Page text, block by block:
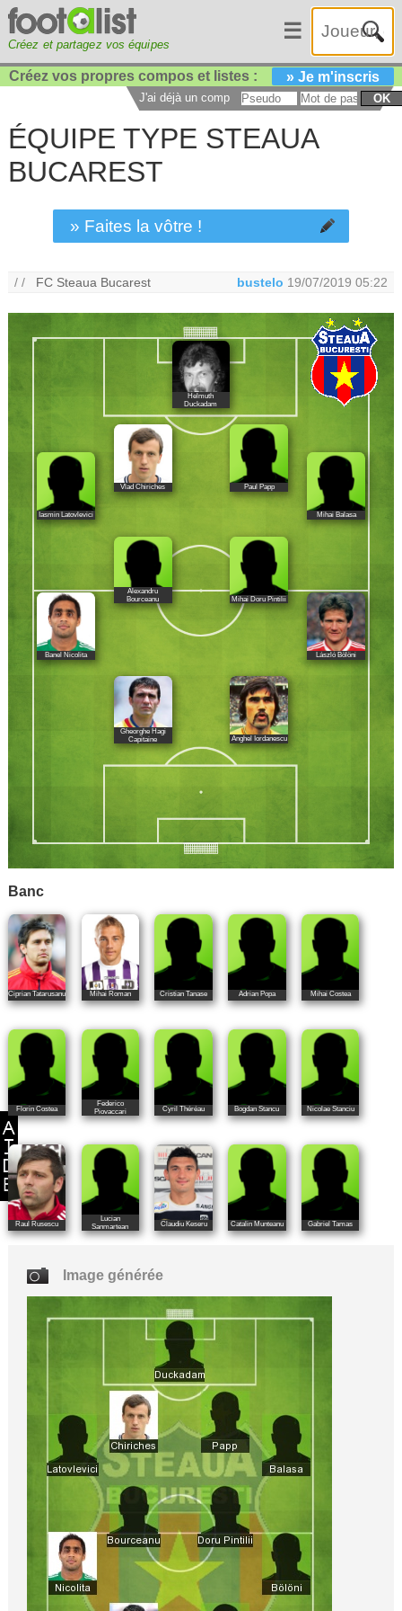
Créez et partagez vos équipes
☰
Créez vos propres compos et listes : » Je m'inscris
J'ai déjà un compte : OK
ÉQUIPE TYPE STEAUA
BUCAREST
» Faites la vôtre !
/ / FC Steaua Bucarest bustelo 19/07/2019 05:22
Helmuth
Duckadam
Iasmin Latovlevici
Vlad Chiriches Paul Papp
Mihai Balasa
Alexandru
Bourceanu
Mihai Doru Pintilii
Banel Nicolita László Bölöni
Gheorghe Hagi
Capitaine
Anghel Iordanescu
Banc
Ciprian Tatarusanu Mihai Roman Cristian Tanase Adrian Popa Mihai Costea
Florin Costea
Federico
Piovaccari
Cyril Théréau Bogdan Stancu Nicolae Stanciu
Raul Rusescu
Lucian
Sanmartean
Claudiu Keseru Catalin Munteanu Gabriel Tamas
Image générée